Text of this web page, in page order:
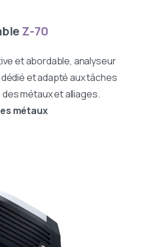
Z-70
et abordable, analyseur
et adapté aux tâches
métaux et alliages.
métaux